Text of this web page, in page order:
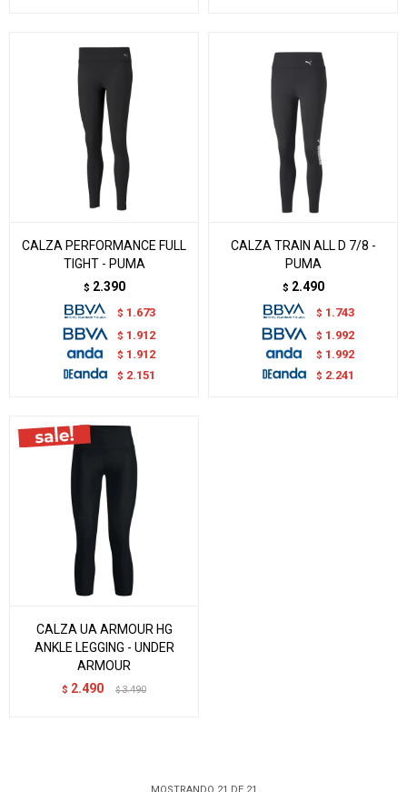
CALZA PERFORMANCE FULL
TIGHT - PUMA
$ 2.390
$ 1.673
$ 1.912
$ 1.912
$ 2.151
CALZA TRAIN ALL D 7/8 -
PUMA
$ 2.490
$ 1.743
$ 1.992
$ 1.992
$ 2.241
CALZA UA ARMOUR HG
ANKLE LEGGING - UNDER
ARMOUR
$ 2.490 $ 3.490
MOSTRANDO 21 DE 21